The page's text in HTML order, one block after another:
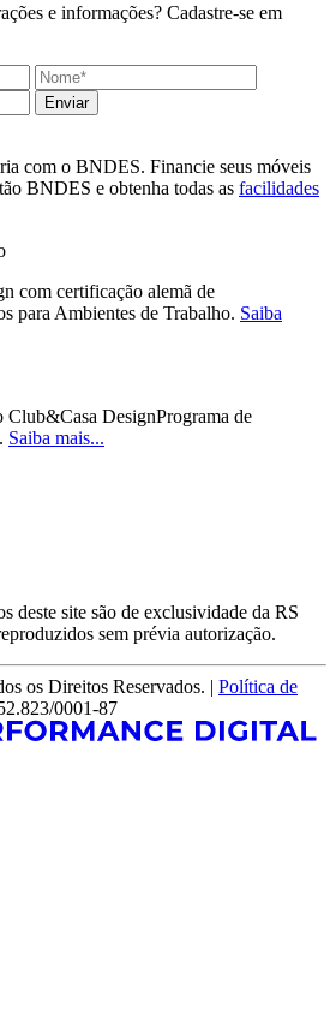
e informações? Cadastre-se em
Enviar
com o BNDES. Financie seus móveis
BNDES e obtenha todas as facilidades
com certificação alemã de
para Ambientes de Trabalho. Saiba
Club&Casa DesignPrograma de
Saiba mais...
deste site são de exclusividade da RS
sem prévia autorização.
os Direitos Reservados. | Política de
0001-87